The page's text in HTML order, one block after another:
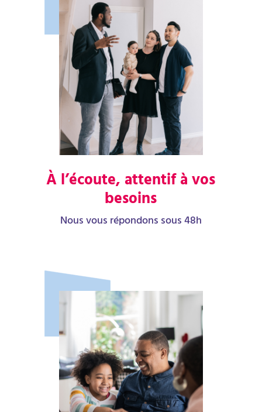
À l’écoute, attentif à vos
besoins
Nous vous répondons sous 48h